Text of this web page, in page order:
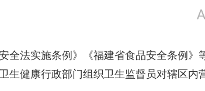
法实施条例》《福建省食品安全条例》
生健康行政部门组织卫生监督员对辖区内